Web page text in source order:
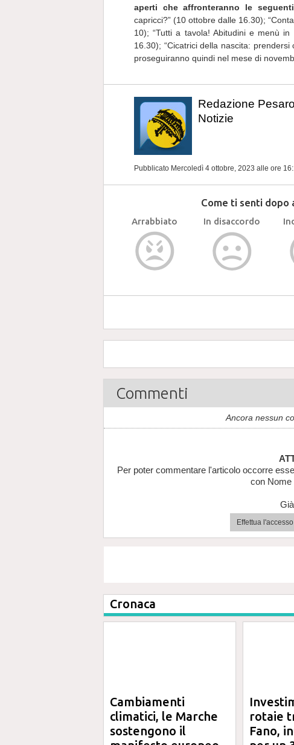
aperti che affronteranno le
capricci?” (10 ottobre dalle 16.30);
10); “Tutti a tavola! Abitudini e menù
16.30); “Cicatrici della nascita:
proseguiranno quindi nel mese di
Redazione Pesaro
Notizie
Pubblicato Mercoledì 4 ottobre, 2023 alle ore
Come ti senti
Arrabbiato In disaccordo
Commenti
Ancora nessun
Per poter commentare l'articolo occorre
con Nome
Effettua l'accesso
Cronaca
Cambiamenti
climatici, le Marche
sostengono il
rotaie
Fano,